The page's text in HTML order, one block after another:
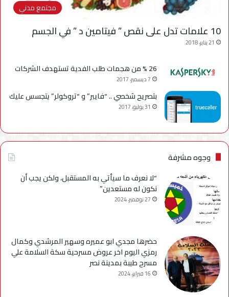
مجتمع مدني
10 علامات تدل على نقص ” فيتامين د ” في الجسم
21 يناير، 2018
26 % من هجمات طلب الفدية تستهدف الشركات
7 ديسمبر، 2017
بتصريح شخصي .. “فايبر” و “تروكولر” يتجسس عليك
31 يوليو، 2017
وجوه مشرفة
“لا نعرف ما سيأتي به المستقبل، ولكن يجب أن
نكون له مستعدين”
27 نوفمبر، 2024
حضرها مجدي ابو عميره وسهير المرشدي وكمال
رمزي اليوم اخر عروض مسرحية سكة السلامة علي
مسرح طيبة بمدينة نصر
16 فبراير، 2024